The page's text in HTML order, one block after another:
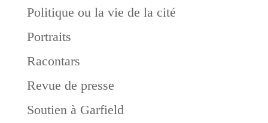
Politique ou la vie de la cité
Portraits
Racontars
Revue de presse
Soutien à Garfield